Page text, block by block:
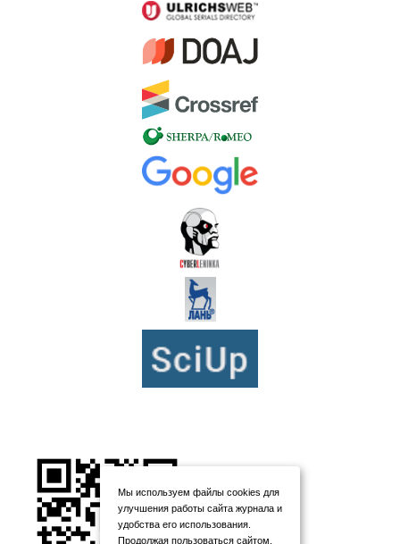
Мы используем файлы cookies для
улучшения работы сайта журнала и
удобства его использования.
Продолжая пользоваться сайтом,